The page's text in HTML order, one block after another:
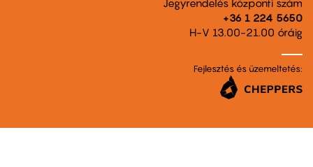
Jegyrendelés központi szám
+36 1 224 5650
H-V 13.00-21.00 óráig
Fejlesztés és üzemeltetés: